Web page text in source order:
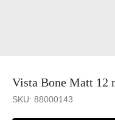
Vista Bone Matt 12
SKU: 88000143